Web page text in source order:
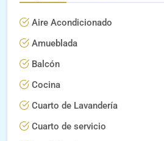
Aire Acondicionado
Amueblada
Balcón
Cocina
Cuarto de Lavandería
Cuarto de servicio